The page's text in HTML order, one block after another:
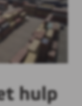
hulp